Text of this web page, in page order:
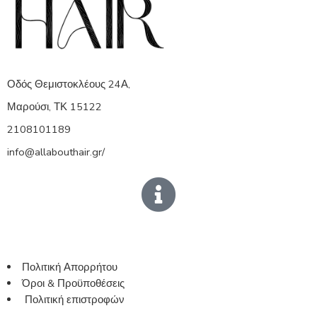
Οδός Θεμιστοκλέους 24Α,
Μαρούσι, ΤΚ 15122
2108101189
info@allabouthair.gr/
Πολιτική Απορρήτου
Όροι & Προϋποθέσεις
Πολιτική επιστροφών